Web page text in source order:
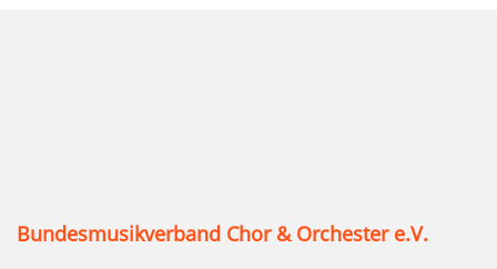
Bundesmusikverband Chor & Orchester e.V.